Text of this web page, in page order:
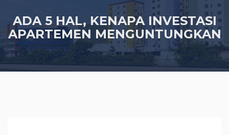
ADA 5 HAL, KENAPA INVESTASI
APARTEMEN MENGUNTUNGKAN